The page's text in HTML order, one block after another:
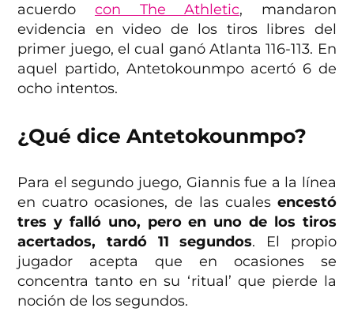
acuerdo con The Athletic, mandaron
evidencia en video de los tiros libres del
primer juego, el cual ganó Atlanta 116-113. En
aquel partido, Antetokounmpo acertó 6 de
ocho intentos.
¿Qué dice Antetokounmpo?
Para el segundo juego, Giannis fue a la línea
en cuatro ocasiones, de las cualesencestó
tres y falló uno, pero en uno de los tiros
acertados, tardó 11 segundos. El propio
jugador acepta que en ocasiones se
concentra tanto en su ‘ritual’ que pierde la
noción de los segundos.